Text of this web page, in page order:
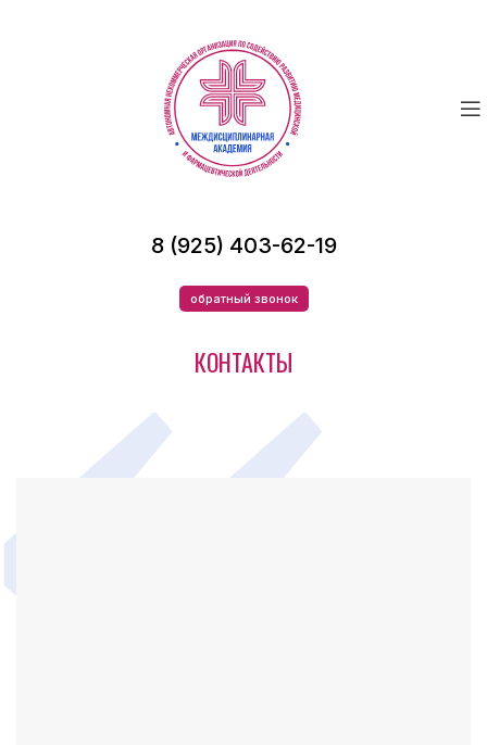
8 (925) 403-62-19
обратный звонок
КОНТАКТЫ